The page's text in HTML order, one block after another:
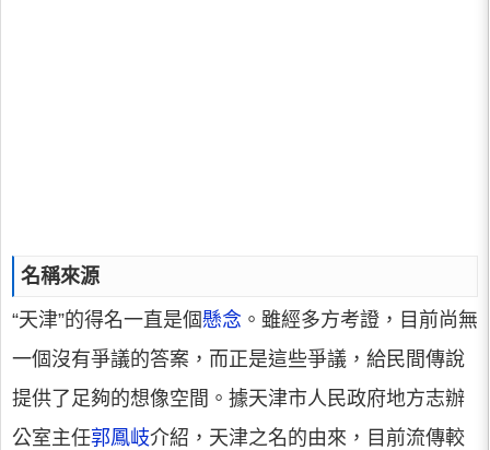
名稱來源
“天津”的得名一直是個懸念 。雖經多方考證，目前尚無
一個沒有爭議的答案，而正是這些爭議，給民間傳說
提供了足夠的想像空間。據天津市人民政府地方志辦
公室主任郭鳳岐介紹，天津之名的由來，目前流傳較